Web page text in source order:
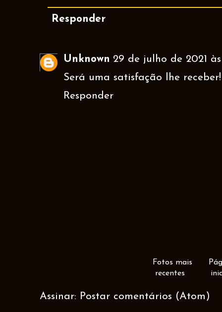
Responder
Unknown 29 de julho de 2021 às
Será uma satisfação lhe receber!
Responder
Fotos mais
recentes
Assinar: Postar comentários (Atom)